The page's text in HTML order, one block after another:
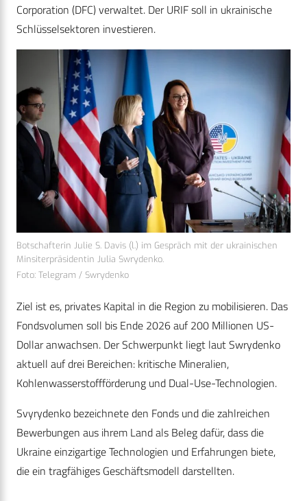
Corporation (DFC) verwaltet. Der URIF soll in ukrainische
Schlüsselsektoren investieren.
Botschafterin Julie S. Davis (l.) im Gespräch mit der ukrainischen
Minsiterpräsidentin Julia Swrydenko.
Foto: Telegram / Swrydenko
Ziel ist es, privates Kapital in die Region zu mobilisieren. Das
Fondsvolumen soll bis Ende 2026 auf 200 Millionen US-
Dollar anwachsen. Der Schwerpunkt liegt laut Swrydenko
aktuell auf drei Bereichen: kritische Mineralien,
Kohlenwasserstoffförderung und Dual-Use-Technologien.
Svyrydenko bezeichnete den Fonds und die zahlreichen
Bewerbungen aus ihrem Land als Beleg dafür, dass die
Ukraine einzigartige Technologien und Erfahrungen biete,
die ein tragfähiges Geschäftsmodell darstellten.